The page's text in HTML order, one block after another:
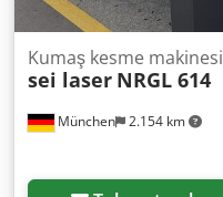
München 2.154 km
Kumaş kesme makinesi
sei laser NRGL 614